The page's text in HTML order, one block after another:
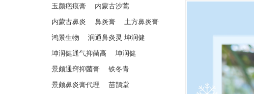
玉颜疤痕膏
内蒙古沙蒿
内蒙古鼻炎
鼻炎膏
土方鼻炎膏
鸿景生物
润通鼻炎灵 坤润健
坤润健通气抑菌高
坤润健
景颇通窍抑菌膏
铁冬青
景颇鼻炎膏代理
苗鹊堂